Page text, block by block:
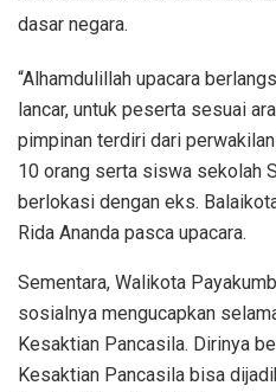
dasar negara.
“Alhamdulillah upacara
lancar, untuk peserta sesuai
pimpinan terdiri dari
10 orang serta siswa sekolah
berlokasi dengan eks.
Rida Ananda pasca upacara.
Sementara, Walikota
sosialnya mengucapkan
Kesaktian Pancasila. Dirinya
Kesaktian Pancasila bisa